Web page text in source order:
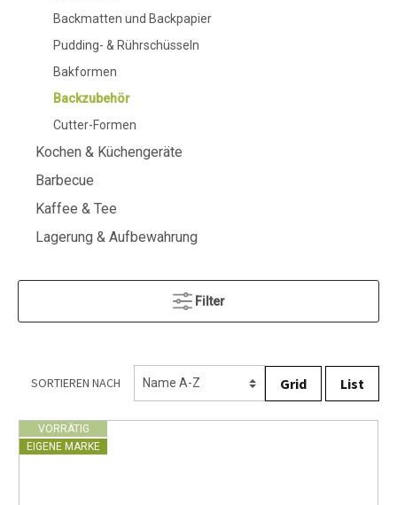
Backmatten und Backpapier
Pudding- & Rührschüsseln
Bakformen
Backzubehör
Cutter-Formen
Kochen & Küchengeräte
Barbecue
Kaffee & Tee
Lagerung & Aufbewahrung
Filter
SORTIEREN NACH Grid List
VORRÄTIG
EIGENE MARKE